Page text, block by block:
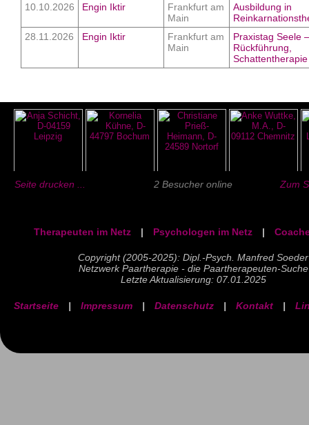
10.10.2026
Engin Iktir
Frankfurt am
Main
Ausbildung in
28.11.2026
Engin Iktir
Frankfurt am
Main
Praxistag Seele –
Rückführung,
Schattentherapie
Seite drucken ... 2 Besucher online Zum
Therapeuten im Netz | Psychologen im Netz |
Copyright (2005-2025): Dipl.-Psych. Manfred Soeder
Netzwerk Paartherapie - die Paartherapeuten-Suche
Letzte Aktualisierung: 07.01.2025
Startseite | Impressum | Datenschutz | Kontakt |